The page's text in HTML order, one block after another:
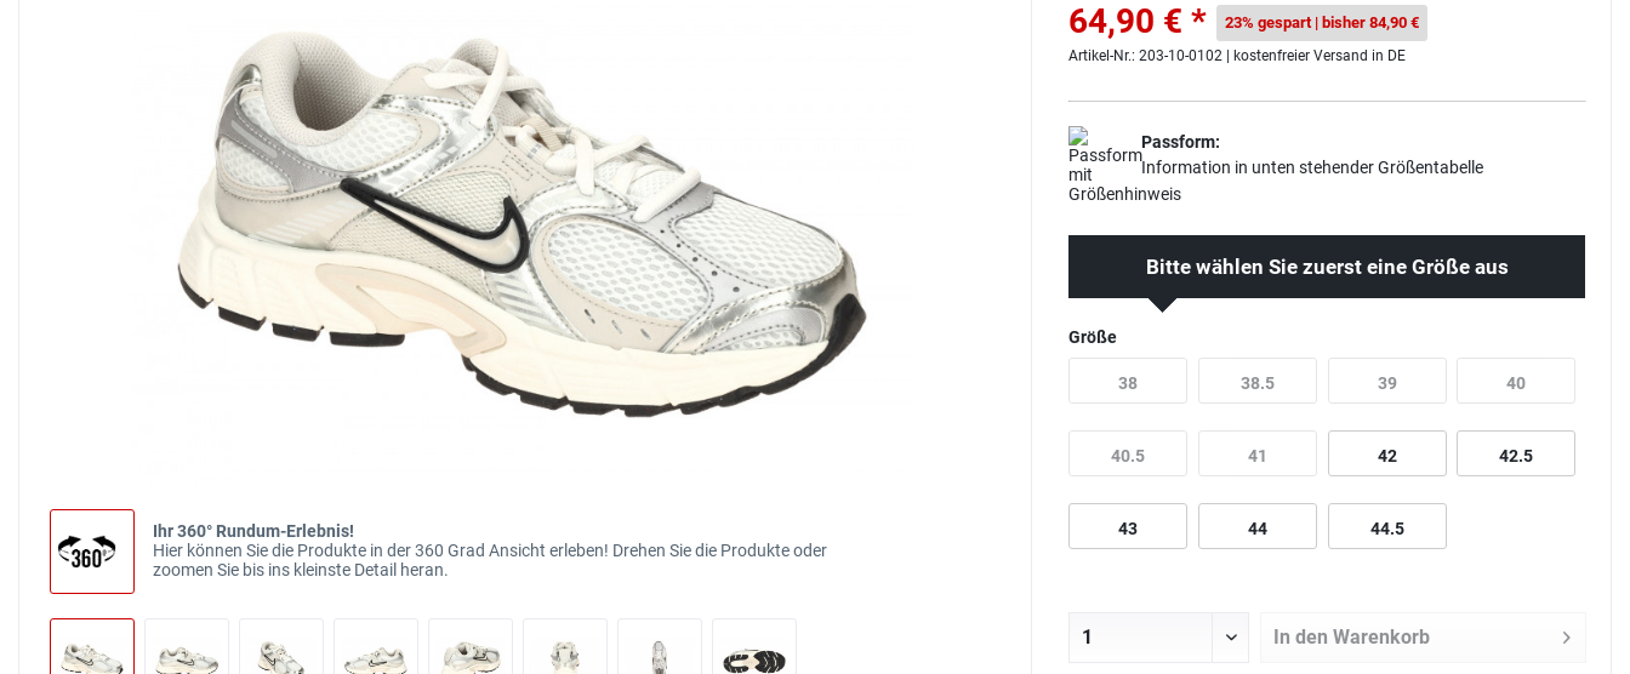
Ihr 360° Rundum-Erlebnis!
Hier können Sie die Produkte in der 360 Grad Ansicht erleben! Drehen Sie die Produkte oder
zoomen Sie bis ins kleinste Detail heran.
64,90 € * 23% gespart | bisher 84,90 €
Artikel-Nr.: 203-10-0102 | kostenfreier Versand in DE
Passform:
Information in unten stehender Größentabelle
Bitte wählen Sie zuerst eine Größe aus
Größe
38 38.5 39 40
40.5 41 42 42.5
43 44 44.5
In den Warenkorb